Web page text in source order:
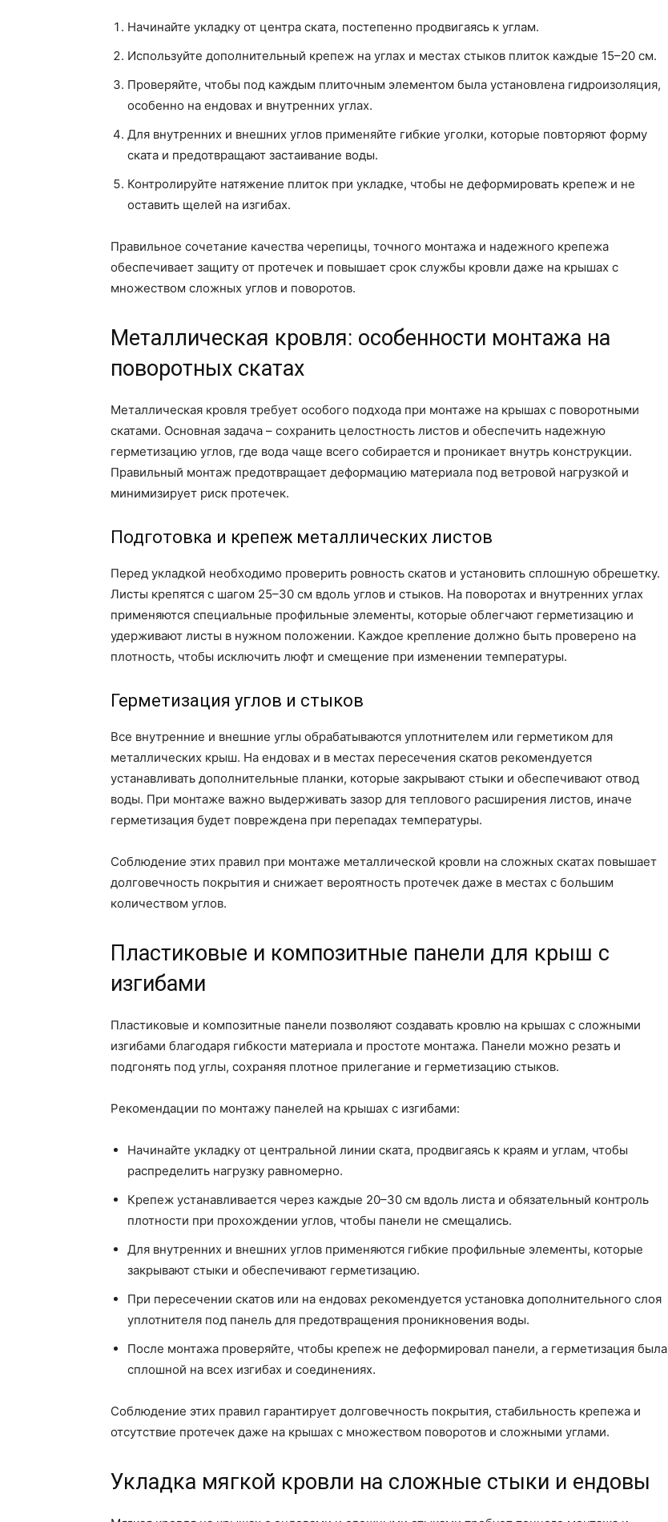
Начинайте укладку от центра ската, постепенно продвигаясь к углам.
Используйте дополнительный крепеж на углах и местах стыков плиток каждые 15–20 см.
Проверяйте, чтобы под каждым плиточным элементом была установлена гидроизоляция,
особенно на ендовах и внутренних углах.
Для внутренних и внешних углов применяйте гибкие уголки, которые повторяют форму
ската и предотвращают застаивание воды.
Контролируйте натяжение плиток при укладке, чтобы не деформировать крепеж и не
оставить щелей на изгибах.
Правильное сочетание качества черепицы, точного монтажа и надежного крепежа
обеспечивает защиту от протечек и повышает срок службы кровли даже на крышах с
множеством сложных углов и поворотов.
Металлическая кровля: особенности монтажа на
поворотных скатах
Металлическая кровля требует особого подхода при монтаже на крышах с поворотными
скатами. Основная задача – сохранить целостность листов и обеспечить надежную
герметизацию углов, где вода чаще всего собирается и проникает внутрь конструкции.
Правильный монтаж предотвращает деформацию материала под ветровой нагрузкой и
минимизирует риск протечек.
Подготовка и крепеж металлических листов
Перед укладкой необходимо проверить ровность скатов и установить сплошную обрешетку.
Листы крепятся с шагом 25–30 см вдоль углов и стыков. На поворотах и внутренних углах
применяются специальные профильные элементы, которые облегчают герметизацию и
удерживают листы в нужном положении. Каждое крепление должно быть проверено на
плотность, чтобы исключить люфт и смещение при изменении температуры.
Герметизация углов и стыков
Все внутренние и внешние углы обрабатываются уплотнителем или герметиком для
металлических крыш. На ендовах и в местах пересечения скатов рекомендуется
устанавливать дополнительные планки, которые закрывают стыки и обеспечивают отвод
воды. При монтаже важно выдерживать зазор для теплового расширения листов, иначе
герметизация будет повреждена при перепадах температуры.
Соблюдение этих правил при монтаже металлической кровли на сложных скатах повышает
долговечность покрытия и снижает вероятность протечек даже в местах с большим
количеством углов.
Пластиковые и композитные панели для крыш с
изгибами
Пластиковые и композитные панели позволяют создавать кровлю на крышах с сложными
изгибами благодаря гибкости материала и простоте монтажа. Панели можно резать и
подгонять под углы, сохраняя плотное прилегание и герметизацию стыков.
Рекомендации по монтажу панелей на крышах с изгибами:
Начинайте укладку от центральной линии ската, продвигаясь к краям и углам, чтобы
распределить нагрузку равномерно.
Крепеж устанавливается через каждые 20–30 см вдоль листа и обязательный контроль
плотности при прохождении углов, чтобы панели не смещались.
Для внутренних и внешних углов применяются гибкие профильные элементы, которые
закрывают стыки и обеспечивают герметизацию.
При пересечении скатов или на ендовах рекомендуется установка дополнительного слоя
уплотнителя под панель для предотвращения проникновения воды.
После монтажа проверяйте, чтобы крепеж не деформировал панели, а герметизация была
сплошной на всех изгибах и соединениях.
Соблюдение этих правил гарантирует долговечность покрытия, стабильность крепежа и
отсутствие протечек даже на крышах с множеством поворотов и сложными углами.
Укладка мягкой кровли на сложные стыки и ендовы